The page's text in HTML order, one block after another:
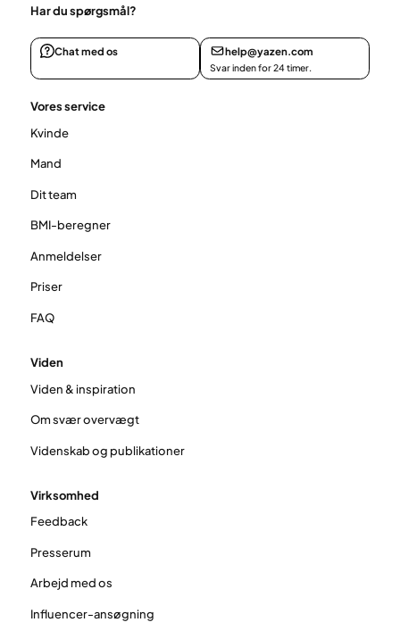
Har du spørgsmål?
Chat med os help@yazen.com
Svar inden for 24 timer.
Vores service
Kvinde
Mand
Dit team
BMI-beregner
Anmeldelser
Priser
FAQ
Viden
Viden & inspiration
Om svær overvægt
Videnskab og publikationer
Virksomhed
Feedback
Presserum
Arbejd med os
Influencer-ansøgning